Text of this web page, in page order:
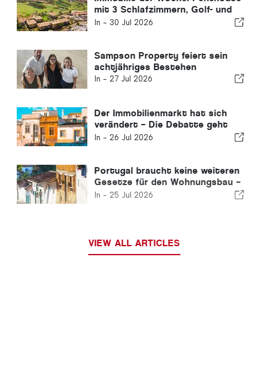
mit 3 Schlafzimmern, Golf- und
Meerblick in Vilamoura
In - 30 Jul 2026
Sampson Property feiert sein
achtjähriges Bestehen
In - 27 Jul 2026
Der Immobilienmarkt hat sich
verändert – Die Debatte geht
weiter wie schon in der
In - 26 Jul 2026
Portugal braucht keine weiteren
Gesetze für den Wohnungsbau –
es muss Taten folgen lassen!
In - 25 Jul 2026
VIEW ALL ARTICLES